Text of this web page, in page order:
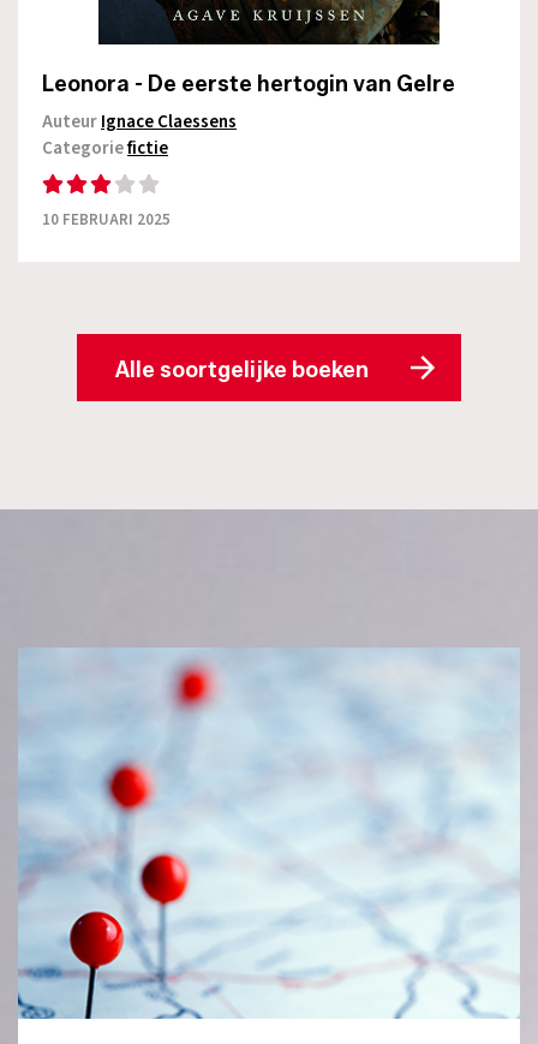
Leonora - De eerste hertogin van Gelre
AuteurIgnace Claessens
Categoriefictie
10 FEBRUARI 2025
Alle soortgelijke boeken